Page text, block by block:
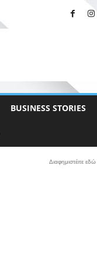
BUSINESS STORIES
Διαφημιστέιτε εδώ